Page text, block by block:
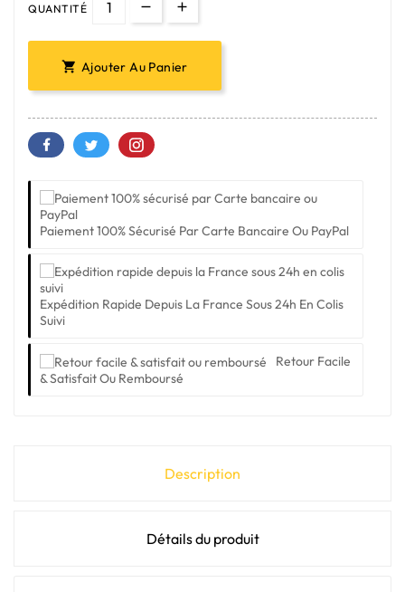
QUANTITÉ
 Ajouter Au Panier
Paiement 100% Sécurisé Par Carte Bancaire Ou PayPal
Expédition Rapide Depuis La France Sous 24h En Colis
Suivi
Retour Facile
& Satisfait Ou Remboursé
Description
Détails du produit